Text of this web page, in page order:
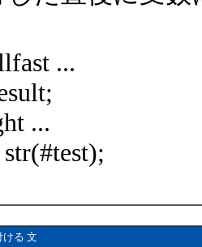
...
...
str(#test);
ける 文